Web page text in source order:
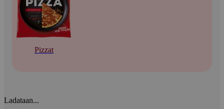
Pizzat
Ladataan...